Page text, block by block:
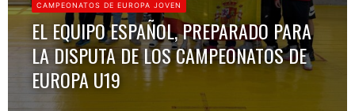
CAMPEONATOS DE EUROPA JOVEN
EL EQUIPO ESPAÑOL, PREPARADO PARA
LA DISPUTA DE LOS CAMPEONATOS DE
EUROPA U19